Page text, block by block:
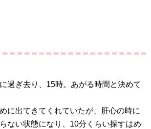
過ぎ去り、15時。あがる時間と決めて
に出てきてくれていたが、肝心の時に
ない状態になり、10分くらい探すはめ